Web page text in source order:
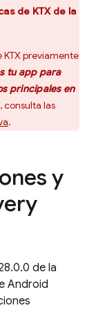
de KTX de la
KTX previamente
tu app para
principales en
consulta las
.
y
de la
Android